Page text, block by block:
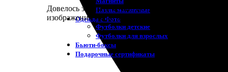
Пазлы магнитные
Одежда с Фото
Футболки детские
Футболки для взрослых
Бьюти-боксы
Подарочные сертификаты
Довелось заказать печать фотокниги «Премиум».
изображения яркие и четкие. Скорость